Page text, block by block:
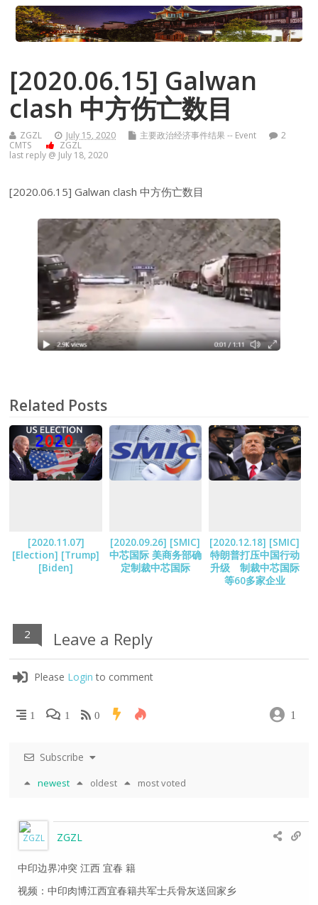
[2020.06.15] Galwan
clash 中方伤亡数目
ZGZL July 15, 2020 主要政治经济事件结果 -- Event
2
CMTS
ZGZL
last reply @ July 18, 2020
[2020.06.15] Galwan clash 中方伤亡数目
Related Posts
[2020.11.07]
[Election] [Trump]
[Biden]
[2020.09.26] [SMIC]
中芯国际 美商务部确
定制裁中芯国际
[2020.12.18] [SMIC]
特朗普打压中国行动
升级 制裁中芯国际
等60多家企业
2 Leave a Reply
Please Login to comment
1 1 0 1
Subscribe
newest oldest most voted
ZGZL
中印边界冲突 江西 宜春 籍
视频：中印肉博江西宜春籍共军士兵骨灰送回家乡